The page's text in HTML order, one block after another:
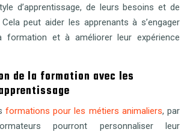
d’apprentissage, de leurs besoins et de
peut aider les apprenants à s’engager
formation et à améliorer leur expérience
de la formation avec les
formations pour les métiers animaliers, par
pourront personnaliser leur